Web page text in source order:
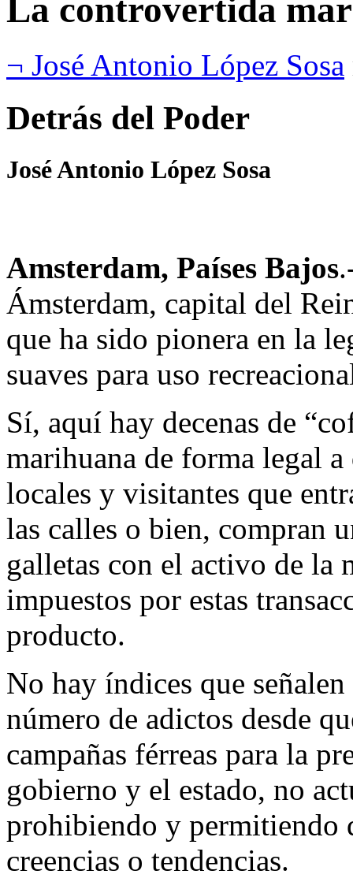
La controvertida
¬ José Antonio López Sosa
Detrás del Poder
José Antonio López Sosa
Amsterdam, Países Bajos
Ámsterdam, capital del
que ha sido pionera en la
suaves para uso
Sí, aquí hay decenas de
marihuana de forma legal
locales y visitantes que
las calles o bien, compran
galletas con el activo de la
impuestos por estas
producto.
No hay índices que
número de adictos desde
campañas férreas para la
gobierno y el estado, no
prohibiendo y permitiendo
creencias o tendencias.